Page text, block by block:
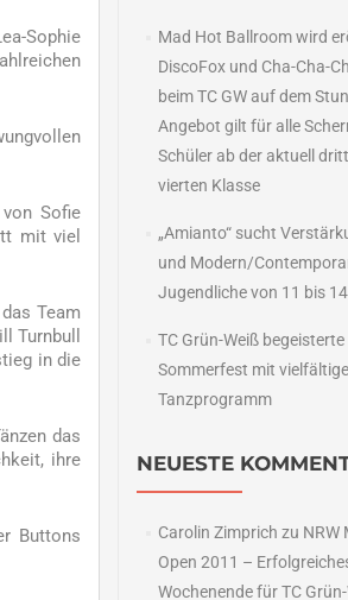
Sophie
Sofie
mit viel
Team
Turnbull
in die
das
ihre
Buttons
Mad Hot Ballroom wird
DiscoFox und Cha-Cha-
beim TC GW auf dem
Angebot gilt für alle
Schüler ab der aktuell
vierten Klasse
„Amianto“ sucht
und Modern/
Jugendliche von 11 bis
TC Grün-Weiß begeisterte
Sommerfest mit
Tanzprogramm
NEUESTE
Carolin Zimprich zu NRW
Open 2011 –
Wochenende für TC